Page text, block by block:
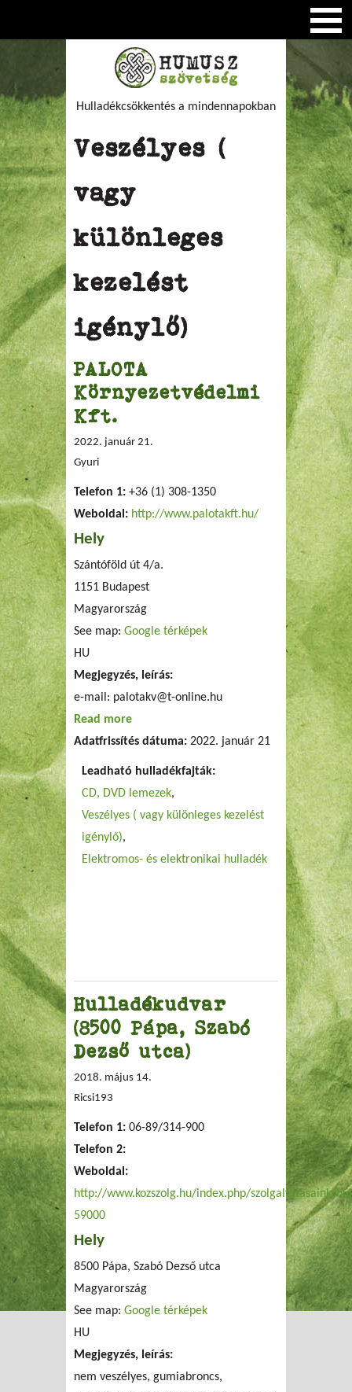
Hulladékcsökkentés a mindennapokban
Veszélyes (
vagy
különleges
kezelést
igénylő)
PALOTA
Környezetvédelmi
Kft.
2022. január 21.
Gyuri
Telefon 1: +36 (1) 308-1350
Weboldal: http://www.palotakft.hu/
Hely
Szántóföld út 4/a.
1151 Budapest
Magyarország
See map: Google térképek
HU
Megjegyzés, leírás:
e-mail: palotakv@t-online.hu
Read more about PALOTA Környezetvédelmi Kft.
Adatfrissítés dátuma: 2022. január 21
Leadható hulladékfajták:
CD, DVD lemezek
Veszélyes ( vagy különleges kezelést
igénylő)
Elektromos- és elektronikai hulladék
Hulladékudvar
(8500 Pápa, Szabó
Dezső utca)
2018. május 14.
Ricsi193
Telefon 1: 06-89/314-900
Telefon 2:
Weboldal:
http://www.kozszolg.hu/index.php/szolgaltatasaink/
59000
Hely
8500 Pápa, Szabó Dezső utca
Magyarország
See map: Google térképek
HU
Megjegyzés, leírás:
nem veszélyes, gumiabroncs,